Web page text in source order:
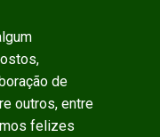
de
outros, entre
felizes